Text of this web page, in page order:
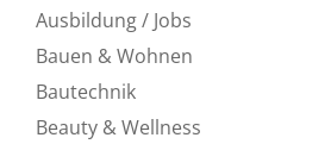
Ausbildung / Jobs
Bauen & Wohnen
Bautechnik
Beauty & Wellness